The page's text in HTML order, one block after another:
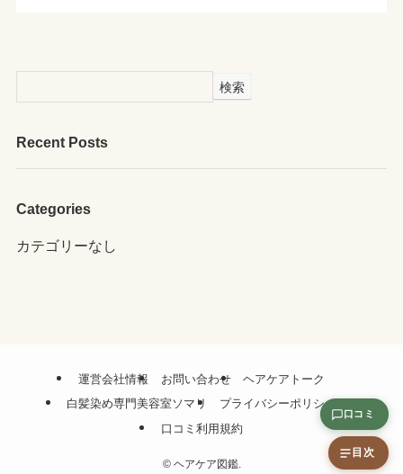
検索
Recent Posts
Categories
カテゴリーなし
運営会社情報 お問い合わせ
ヘアケアトーク
白髪染め専門美容室ソマリ
プライバシーポリシー
口コミ利用規約
©ヘアケア図鑑.
口コミ
目次